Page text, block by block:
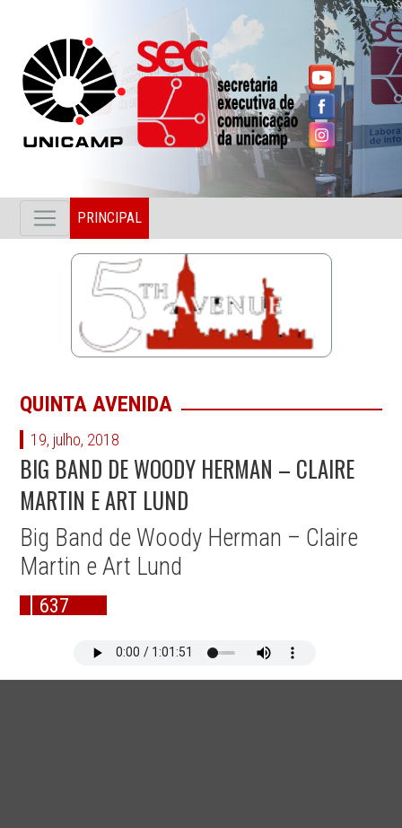
PRINCIPAL
QUINTA AVENIDA
19, julho, 2018
BIG BAND DE WOODY HERMAN – CLAIRE
MARTIN E ART LUND
Big Band de Woody Herman – Claire
Martin e Art Lund
637